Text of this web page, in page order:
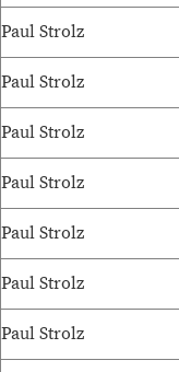
Paul Strolz
Paul Strolz
Paul Strolz
Paul Strolz
Paul Strolz
Paul Strolz
Paul Strolz